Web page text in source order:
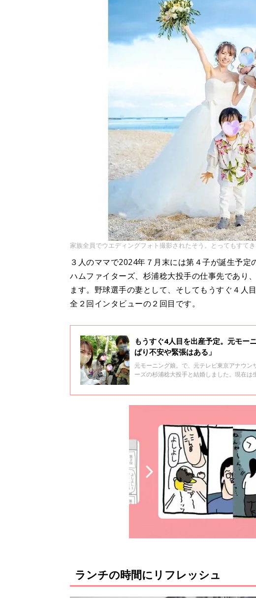
家族全員でウエディングフォト撮影されたそう。とってもすてき
３人のママで2024年７月末には第４子が誕生予
ハムファイターズ、杉浦稔大投手の仕事先であり
ます。野球選手の妻として、そしてもうすぐ４人
全２回インタビューの２回目です。
もうすぐ4人目を出産予定。元モー
ぱり不安や緊張はある」
元モーニング娘。で、元テレビ東京アナウ
ーズの杉浦稔大投手と結婚しました。現在
ランチの時間にリフレッシュ